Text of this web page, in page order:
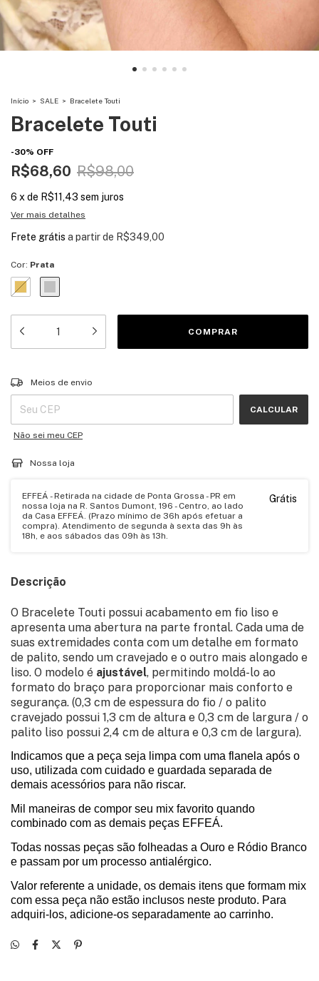
Início > SALE > Bracelete Touti
Bracelete Touti
-30% OFF
R$68,60 R$98,00
6 x de R$11,43 sem juros
Ver mais detalhes
Frete grátis a partir de R$349,00
Cor: Prata
Entregas para o CEP:
Meios de envio
CALCULAR
Não sei meu CEP
Nossa loja
EFFEÁ - Retirada na cidade de Ponta Grossa - PR em
nossa loja na R. Santos Dumont, 196 - Centro, ao lado
da Casa EFFEÁ. (Prazo mínimo de 36h após efetuar a
compra). Atendimento de segunda à sexta das 9h às
18h, e aos sábados das 09h às 13h.
Grátis
Descrição
O Bracelete Touti possui acabamento em fio liso e
apresenta uma abertura na parte frontal. Cada uma de
suas extremidades conta com um detalhe em formato
de palito, sendo um cravejado e o outro mais alongado e
liso. O modelo é ajustável, permitindo moldá-lo ao
formato do braço para proporcionar mais conforto e
segurança. (0,3 cm de espessura do fio / o palito
cravejado possui 1,3 cm de altura e 0,3 cm de largura / o
palito liso possui 2,4 cm de altura e 0,3 cm de largura).
Indicamos que a peça seja limpa com uma flanela após o
uso, utilizada com cuidado e guardada separada de
demais acessórios para não riscar.
Mil maneiras de compor seu mix favorito quando
combinado com as demais peças EFFEÁ.
Todas nossas peças são folheadas a Ouro e Ródio Branco
e passam por um processo antialérgico.
Valor referente a unidade, os demais itens que formam mix
com essa peça não estão inclusos neste produto. Para
adquiri-los, adicione-os separadamente ao carrinho.